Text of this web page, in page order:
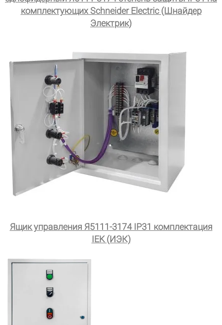
комплектующих Schneider Electric (Шнайдер
Электрик)
Ящик управления Я5111-3174 IP31 комплектация
IEK (ИЭК)